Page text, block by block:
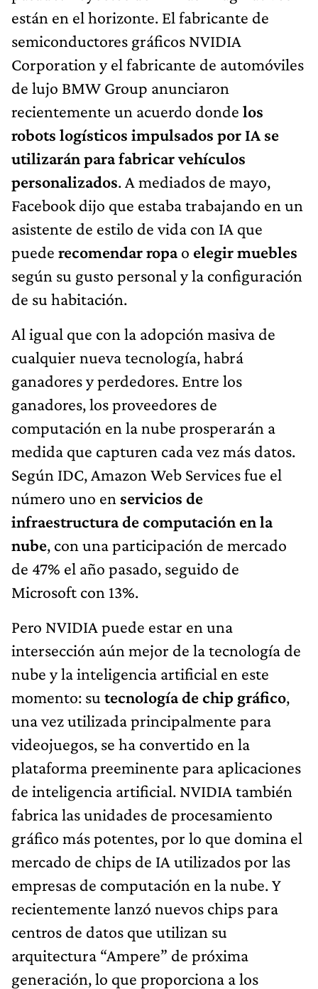
están en el horizonte. El fabricante de
semiconductores gráficos NVIDIA
Corporation y el fabricante de automóviles
de lujo BMW Group anunciaron
recientemente un acuerdo donde los
robots logísticos impulsados por IA se
utilizarán para fabricar vehículos
personalizados. A mediados de mayo,
Facebook dijo que estaba trabajando en un
asistente de estilo de vida con IA que
puede recomendar ropao elegir muebles
según su gusto personal y la configuración
de su habitación.
Al igual que con la adopción masiva de
cualquier nueva tecnología, habrá
ganadores y perdedores. Entre los
ganadores, los proveedores de
computación en la nube prosperarán a
medida que capturen cada vez más datos.
Según IDC, Amazon Web Services fue el
número uno en servicios de
infraestructura de computación en la
nube, con una participación de mercado
de 47% el año pasado, seguido de
Microsoft con 13%.
Pero NVIDIA puede estar en una
intersección aún mejor de la tecnología de
nube y la inteligencia artificial en este
momento: su tecnología de chip gráfico,
una vez utilizada principalmente para
videojuegos, se ha convertido en la
plataforma preeminente para aplicaciones
de inteligencia artificial. NVIDIA también
fabrica las unidades de procesamiento
gráfico más potentes, por lo que domina el
mercado de chips de IA utilizados por las
empresas de computación en la nube. Y
recientemente lanzó nuevos chips para
centros de datos que utilizan su
arquitectura “Ampere” de próxima
generación, lo que proporciona a los